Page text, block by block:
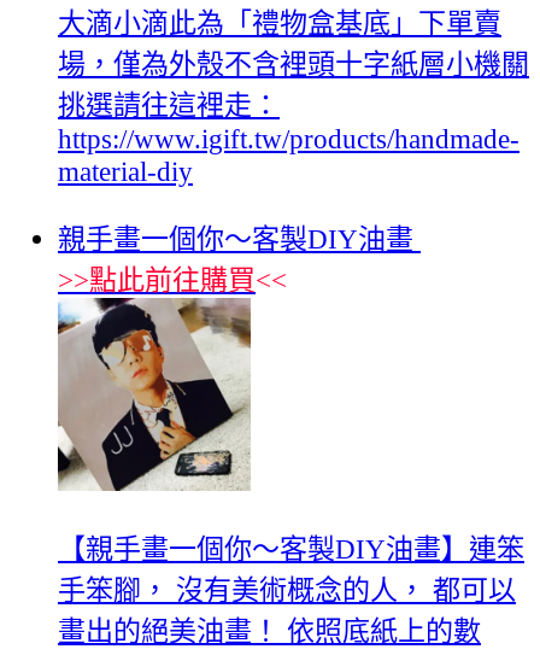
大滴小滴此為「禮物盒基底」下單賣
場，僅為外殼不含裡頭十字紙層小機關
挑選請往這裡走：
https://www.igift.tw/products/handmade-
material-diy
親手畫一個你～客製DIY油畫
>>點此前往購買<<
【親手畫一個你～客製DIY油畫】連笨
手笨腳， 沒有美術概念的人， 都可以
畫出的絕美油畫！ 依照底紙上的數